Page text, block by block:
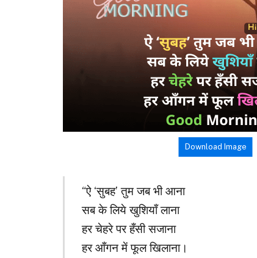
Download Image
“ऐ ‘सुबह’ तुम जब भी आना
सब के लिये खुशियाँ लाना
हर चेहरे पर हँसी सजाना
हर आँगन में फूल खिलाना।